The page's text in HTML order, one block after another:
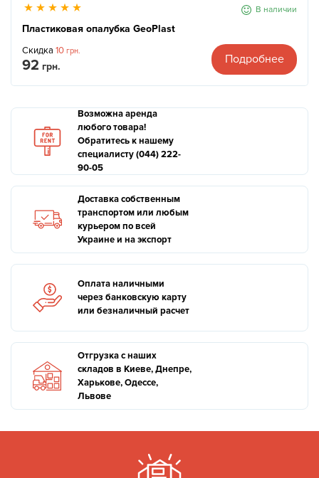
В наличии
Пластиковая опалубка GeoPlast
Скидка 10 грн.
92 грн.
Подробнее
Возможна аренда
любого товара!
Обратитесь к нашему
специалисту (044) 222-
90-05
Доставка собственным
транспортом или любым
курьером по всей
Украине и на экспорт
Оплата наличными
через банковскую карту
или безналичный расчет
Отгрузка с наших
складов в Киеве, Днепре,
Харькове, Одессе,
Львове